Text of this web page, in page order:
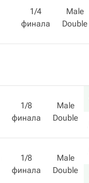
1/4
финала
Male
Double
1/8
финала
Male
Double
1/8
финала
Male
Double